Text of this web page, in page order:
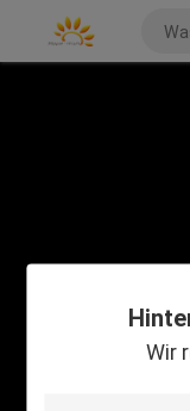
Wir